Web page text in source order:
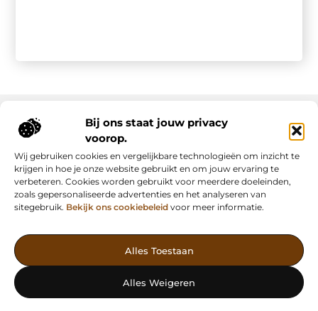
Bij ons staat jouw privacy
voorop.
Wij gebruiken cookies en vergelijkbare technologieën om inzicht te
krijgen in hoe je onze website gebruikt en om jouw ervaring te
verbeteren. Cookies worden gebruikt voor meerdere doeleinden,
zoals gepersonaliseerde advertenties en het analyseren van
sitegebruik. Bekijk ons cookiebeleid voor meer informatie.
Alles Toestaan
Alles Weigeren
Vind Inspiratie, Deel Inzichten
waardevolle artikelen en effectieve advertenties. Ontdek, leer en
deel jouw verhaal vandaag nog!
Onze informatie